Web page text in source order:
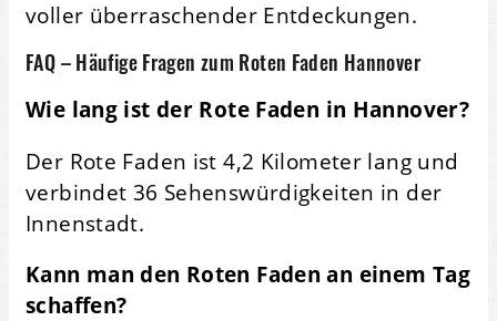
voller überraschender Entdeckungen.
FAQ – Häufige Fragen zum Roten Faden Hannover
Wie lang ist der Rote Faden in Hannover?
Der Rote Faden ist 4,2 Kilometer lang und
verbindet 36 Sehenswürdigkeiten in der
Innenstadt.
Kann man den Roten Faden an einem Tag
schaffen?